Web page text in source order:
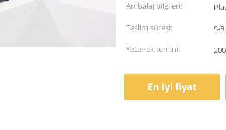
Ambalaj bilgileri:
Teslim süresi:
5-
Yetenek temini:
En iyi fiyat